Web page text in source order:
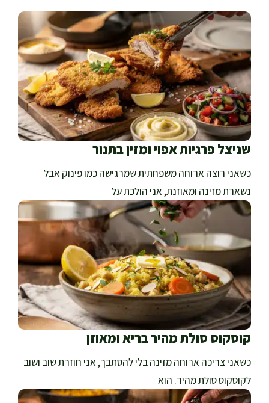
שניצל פרגיות אפוי ומזין בתנור
כשאני רוצה ארוחה משפחתית שמרגישה כמו פינוק אבל
נשארת מזינה ומאוזנת, אני הולכת על
קוסקוס סולת מהיר בריא ומאוזן
כשאני צריכה ארוחה מזינה בלי להסתבך, אני חוזרת שוב ושוב
לקוסקוס סולת מהיר. הוא